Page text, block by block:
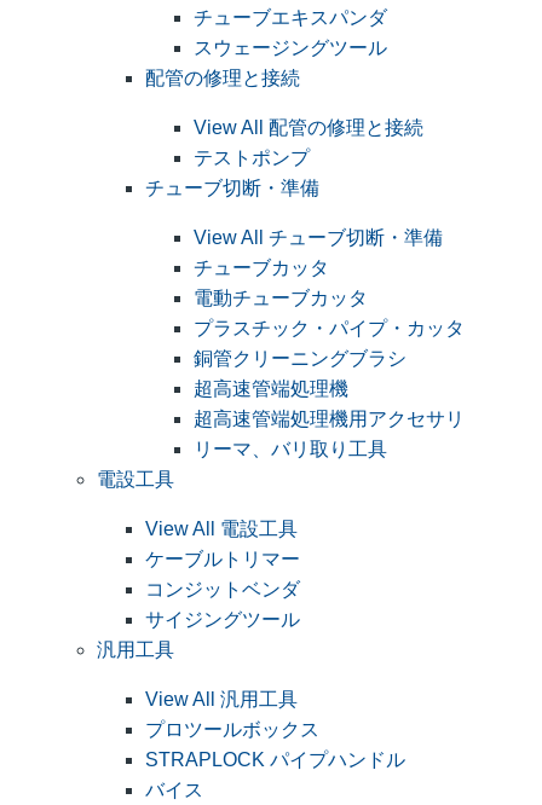
チューブエキスパンダ
スウェージングツール
配管の修理と接続
View All 配管の修理と接続
テストポンプ
チューブ切断・準備
View All チューブ切断・準備
チューブカッタ
電動チューブカッタ
プラスチック・パイプ・カッタ
銅管クリーニングブラシ
超高速管端処理機
超高速管端処理機用アクセサリ
リーマ、バリ取り工具
電設工具
View All 電設工具
ケーブルトリマー
コンジットベンダ
サイジングツール
汎用工具
View All 汎用工具
プロツールボックス
STRAPLOCK パイプハンドル
バイス